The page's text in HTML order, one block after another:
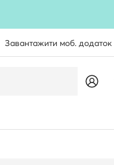
Завантажити моб. додаток